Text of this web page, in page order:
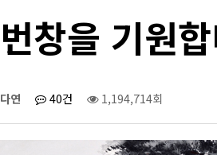
번창을 기원
다연 40건 1,194,714회